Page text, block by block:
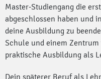
Master-Studiengang die
abgeschlossen haben und
deine Ausbildung zu
Schule und einem
praktische Ausbildung als
Dein späterer Beruf als